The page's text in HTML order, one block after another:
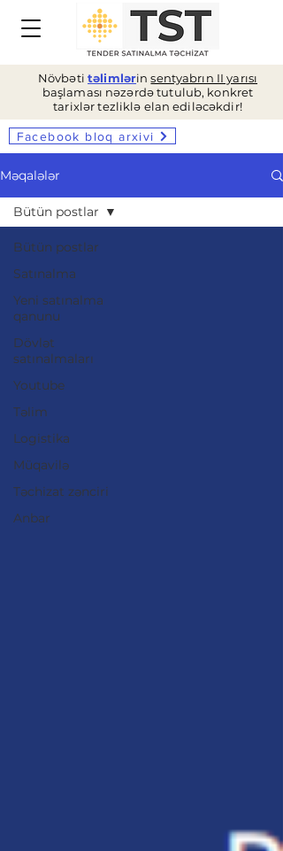
Növbəti təlimlərinsentyabrın II yarısı
başlaması nəzərdə tutulub, konkret
tarixlər tezliklə elan ediləcəkdir!
Facebook bloq arxivi
Məqalələr
Bütün postlar
Satınalma
Yeni satınalma
qanunu
Dövlət
satınalmaları
Youtube
Təlim
Logistika
Müqavilə
Təchizat zənciri
Anbar
Bütün postlar